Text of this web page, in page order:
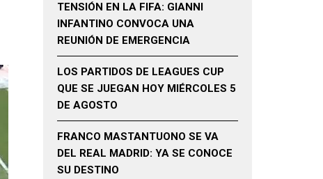
TENSIÓN EN LA FIFA: GIANNI
INFANTINO CONVOCA UNA
REUNIÓN DE EMERGENCIA
LOS PARTIDOS DE LEAGUES CUP
QUE SE JUEGAN HOY MIÉRCOLES 5
DE AGOSTO
FRANCO MASTANTUONO SE VA
DEL REAL MADRID: YA SE CONOCE
SU DESTINO